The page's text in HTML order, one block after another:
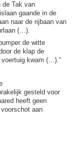
de Tak van
gaande in de
naar de rijbaan van
(…).
de witte
de klap de
kwam (…).”
gesteld voor
heeft geen
aan